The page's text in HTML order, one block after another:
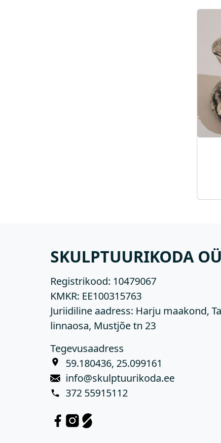
SKULPTUURIKODA
Registrikood: 10479067
KMKR: EE100315763
Juriidiline aadress: Harju maakond,
linnaosa, Mustjõe tn 23
Tegevusaadress
59.180436, 25.099161
info@skulptuurikoda.ee
372 55915112